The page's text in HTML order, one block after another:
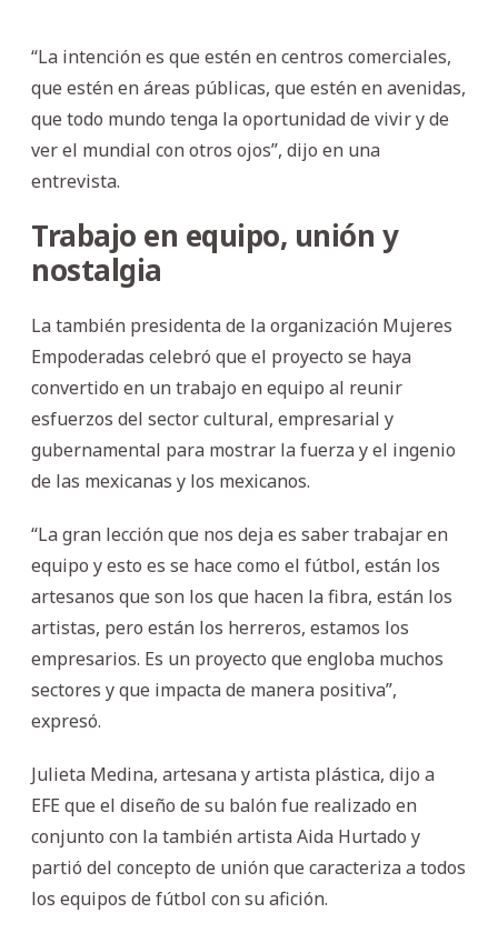
“La intención es que estén en centros comerciales,
que estén en áreas públicas, que estén en avenidas,
que todo mundo tenga la oportunidad de vivir y de
ver el mundial con otros ojos”, dijo en una
entrevista.
Trabajo en equipo, unión y
nostalgia
La también presidenta de la organización Mujeres
Empoderadas celebró que el proyecto se haya
convertido en un trabajo en equipo al reunir
esfuerzos del sector cultural, empresarial y
gubernamental para mostrar la fuerza y el ingenio
de las mexicanas y los mexicanos.
“La gran lección que nos deja es saber trabajar en
equipo y esto es se hace como el fútbol, están los
artesanos que son los que hacen la fibra, están los
artistas, pero están los herreros, estamos los
empresarios. Es un proyecto que engloba muchos
sectores y que impacta de manera positiva”,
expresó.
Julieta Medina, artesana y artista plástica, dijo a
EFE que el diseño de su balón fue realizado en
conjunto con la también artista Aida Hurtado y
partió del concepto de unión que caracteriza a todos
los equipos de fútbol con su afición.